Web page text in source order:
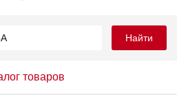
Найти
товаров